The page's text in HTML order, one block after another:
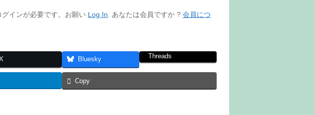
インが必要です。お願い Log In . あなたは会員ですか ? 会員につ
Bluesky Threads
Copy